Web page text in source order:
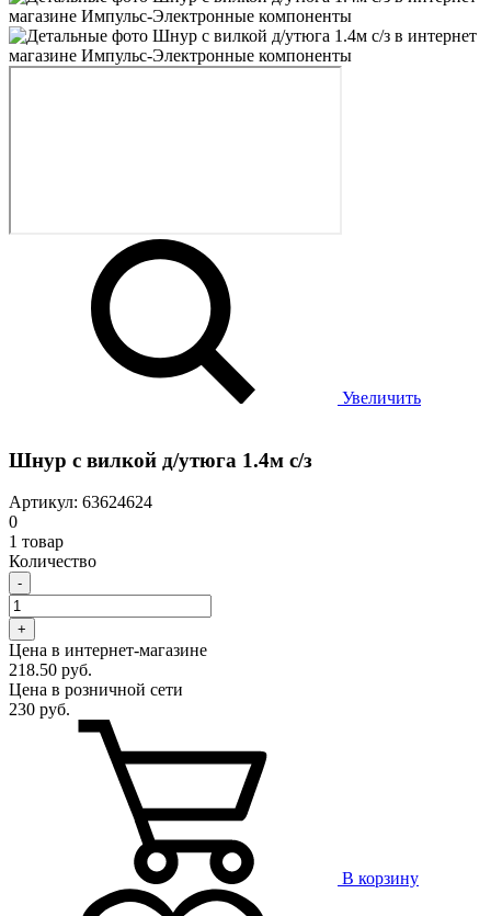
Увеличить
Шнур с вилкой д/утюга 1.4м с/з
Артикул: 63624624
0
1 товар
Количество
-
+
Цена в интернет-магазине
218.50 руб.
Цена в розничной сети
230 руб.
В корзину